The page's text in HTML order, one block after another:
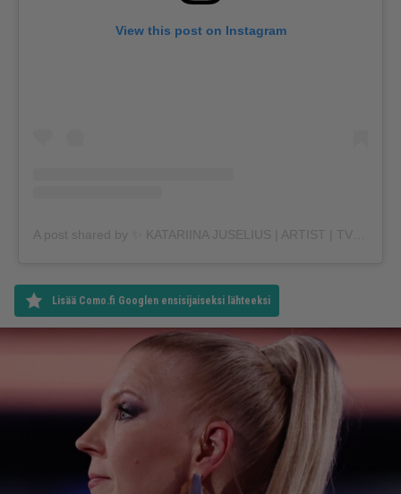
View this post on Instagram
A post shared by ✨ KATARIINA JUSELIUS | ARTIST | TV HOST ✨ (@katariinajuselius)
Lisää Como.fi Googlen ensisijaiseksi lähteeksi